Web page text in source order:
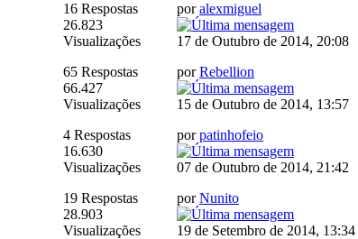
16 Respostas
26.823
Visualizações
poralexmiguel
17 de Outubro de 2014, 20:08
65 Respostas
66.427
Visualizações
porRebellion
15 de Outubro de 2014, 13:57
4 Respostas
16.630
Visualizações
porpatinhofeio
07 de Outubro de 2014, 21:42
19 Respostas
28.903
Visualizações
porNunito
19 de Setembro de 2014, 13:34